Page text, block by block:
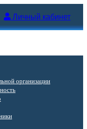
Личный кабинет
организации